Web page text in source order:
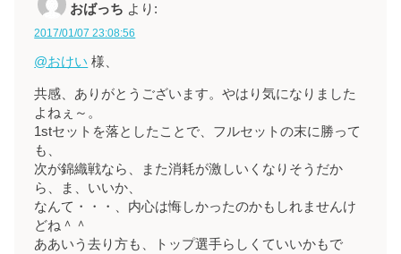
おばっち より:
2017/01/07 23:08:56
@おけい 様、
共感、ありがとうございます。やはり気になりました
よねぇ～。
1stセットを落としたことで、フルセットの末に勝って
も、
次が錦織戦なら、また消耗が激しいくなりそうだか
ら、ま、いいか、
なんて・・・、内心は悔しかったのかもしれませんけ
どね＾＾
ああいう去り方も、トップ選手らしくていいかもで